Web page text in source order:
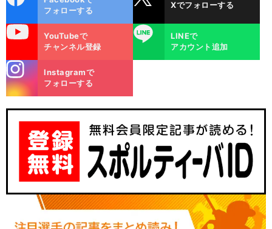
ok
フォローする
Xでフォローする
YouTubeで
チャンネル登録
LINE
LINEで
アカウント追加
m
Instagramで
フォローする